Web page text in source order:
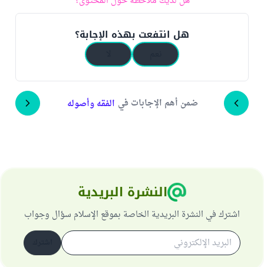
هل انتفعت بهذه الإجابة؟
ضمن أهم الإجابات في الفقه وأصوله
النشرة البريدية
اشترك في النشرة البريدية الخاصة بموقع الإسلام سؤال وجواب